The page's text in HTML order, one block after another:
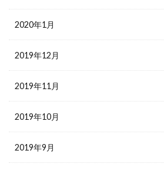
2020年1月
2019年12月
2019年11月
2019年10月
2019年9月